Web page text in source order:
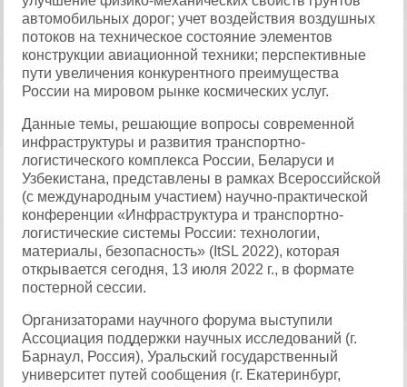
автомобильных дорог; учет воздействия воздушных
потоков на техническое состояние элементов
конструкции авиационной техники; перспективные
пути увеличения конкурентного преимущества
России на мировом рынке космических услуг.
Данные темы, решающие вопросы современной
инфраструктуры и развития транспортно-
логистического комплекса России, Беларуси и
Узбекистана, представлены в рамках Всероссийской
(с международным участием) научно-практической
конференции «Инфраструктура и транспортно-
логистические системы России: технологии,
материалы, безопасность» (ItSL 2022), которая
открывается сегодня, 13 июля 2022 г., в формате
постерной сессии.
Организаторами научного форума выступили
Ассоциация поддержки научных исследований (г.
Барнаул, Россия), Уральский государственный
университет путей сообщения (г. Екатеринбург,